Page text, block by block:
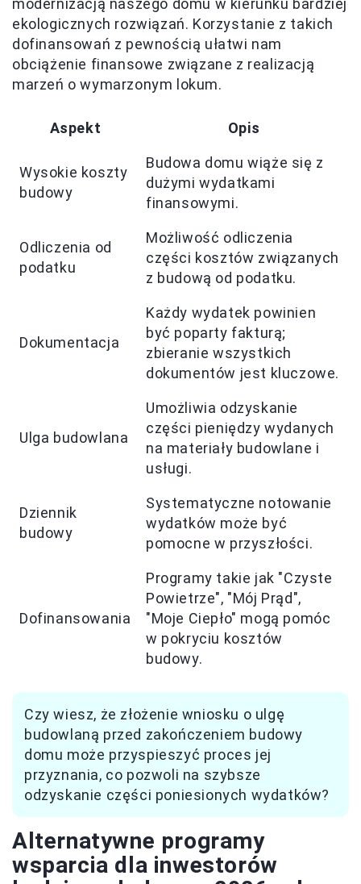
modernizacją naszego domu w kierunku bardziej
ekologicznych rozwiązań. Korzystanie z takich
dofinansowań z pewnością ułatwi nam
obciążenie finansowe związane z realizacją
marzeń o wymarzonym lokum.
Aspekt Opis
Wysokie koszty
budowy
Budowa domu wiąże się z
dużymi wydatkami
finansowymi.
Odliczenia od
podatku
Możliwość odliczenia
części kosztów związanych
z budową od podatku.
Dokumentacja
Każdy wydatek powinien
być poparty fakturą;
zbieranie wszystkich
dokumentów jest kluczowe.
Ulga budowlana
Umożliwia odzyskanie
części pieniędzy wydanych
na materiały budowlane i
usługi.
Dziennik
budowy
Systematyczne notowanie
wydatków może być
pomocne w przyszłości.
Dofinansowania
Programy takie jak "Czyste
Powietrze", "Mój Prąd",
"Moje Ciepło" mogą pomóc
w pokryciu kosztów
budowy.
Czy wiesz, że złożenie wniosku o ulgę
budowlaną przed zakończeniem budowy
domu może przyspieszyć proces jej
przyznania, co pozwoli na szybsze
odzyskanie części poniesionych wydatków?
Alternatywne programy
wsparcia dla inwestorów